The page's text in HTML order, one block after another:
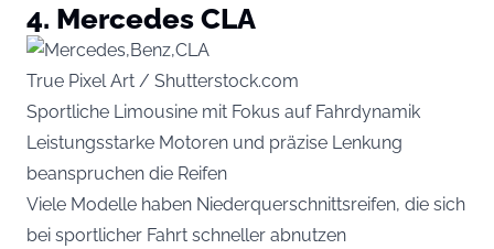
4. Mercedes CLA
True Pixel Art / Shutterstock.com
Sportliche Limousine mit Fokus auf Fahrdynamik
Leistungsstarke Motoren und präzise Lenkung
beanspruchen die Reifen
Viele Modelle haben Niederquerschnittsreifen, die sich
bei sportlicher Fahrt schneller abnutzen